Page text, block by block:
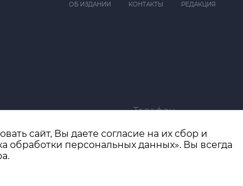
ОБ ИЗДАНИИ КОНТАКТЫ РЕДАКЦИЯ
Телефон
сайт, Вы даете согласие на их сбор и
обработки персональных данных». Вы всегда